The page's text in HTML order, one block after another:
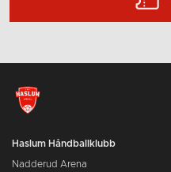
Haslum Håndballklubb
Nadderud Arena